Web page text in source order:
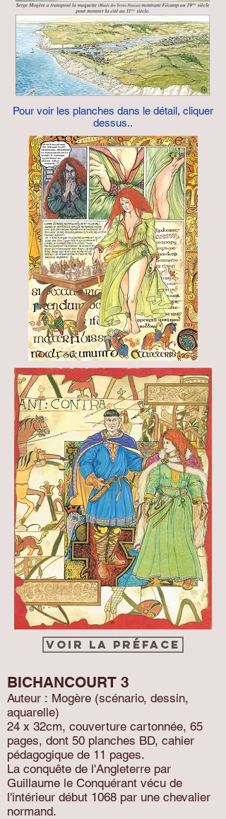
Pour voir les planches dans le détail, cliquer
dessus..
Voir la préface
BICHANCOURT 3
Auteur : Mogère (scénario, dessin,
aquarelle)
24 x 32cm, couverture cartonnée, 65
pages, dont 50 planches BD, cahier
pédagogique de 11 pages.
La conquête de l'Angleterre par
Guillaume le Conquérant vécu de
l'intérieur début 1068 par une chevalier
normand.